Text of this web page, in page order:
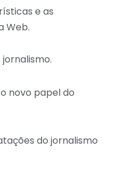
e as
Web.
novo papel do
do jornalismo